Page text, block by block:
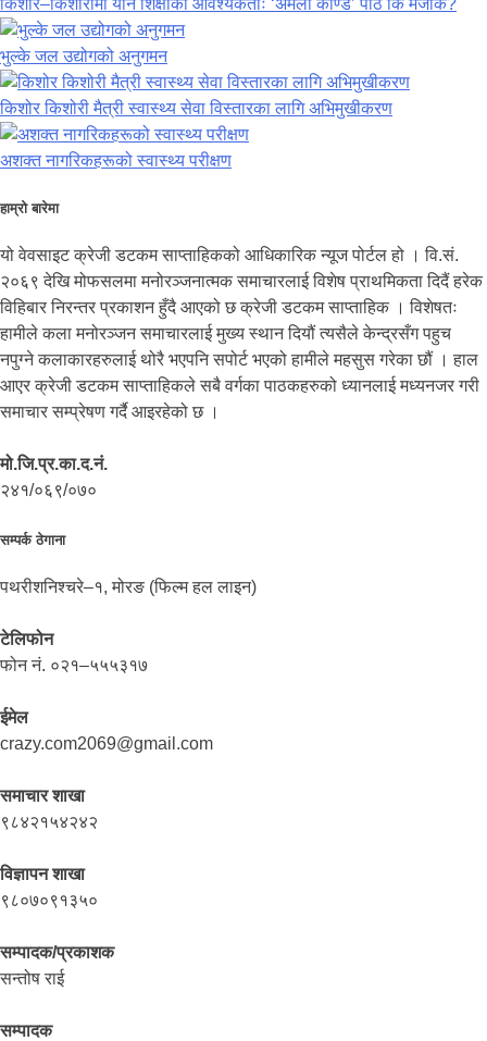
भुल्के जल उद्योगको अनुगमन
किशोर किशोरी मैत्री स्वास्थ्य सेवा विस्तारका लागि अभिमुखीकरण
अशक्त नागरिकहरूको स्वास्थ्य परीक्षण
हाम्रो बारेमा
यो वेवसाइट क्रेजी डटकम साप्ताहिकको आधिकारिक न्यूज पोर्टल हो । वि.सं.
२०६९ देखि मोफसलमा मनोरञ्जनात्मक समाचारलाई विशेष प्राथमिकता दिदैं हरेक
विहिबार निरन्तर प्रकाशन हुँदै आएको छ क्रेजी डटकम साप्ताहिक । विशेषतः
हामीले कला मनोरञ्जन समाचारलाई मुख्य स्थान दियौं त्यसैले केन्द्रसँग पहुच
नपुग्ने कलाकारहरुलाई थोरै भएपनि सपोर्ट भएको हामीले महसुस गरेका छौं । हाल
आएर क्रेजी डटकम साप्ताहिकले सबै वर्गका पाठकहरुको ध्यानलाई मध्यनजर गरी
समाचार सम्प्रेषण गर्दै आइरहेको छ ।
मो.जि.प्र.का.द.नं.
२४१/०६९/०७०
सम्पर्क ठेगाना
पथरीशनिश्चरे–१, मोरङ (फिल्म हल लाइन)
टेलिफोन
फोन नं. ०२१–५५५३१७
ईमेल
crazy.com2069@gmail.com
समाचार शाखा
९८४२१५४२४२
विज्ञापन शाखा
९८०७०९१३५०
सम्पादक/प्रकाशक
सन्तोष राई
सम्पादक